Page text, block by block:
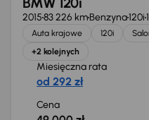
201583 226 kmBenzyna120i
Auta krajowe 120i
+2 kolejnych
Miesięczna rata
od 292 zł
Cena